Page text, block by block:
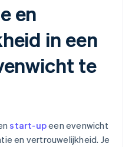
en
in een
te
start-upeen evenwicht
en vertrouwelijkheid. Je